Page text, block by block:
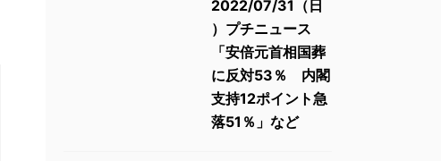
2022/07/31（日
）プチニュース
「安倍元首相国葬
に反対53％ 内閣
支持12ポイント急
落51％」など